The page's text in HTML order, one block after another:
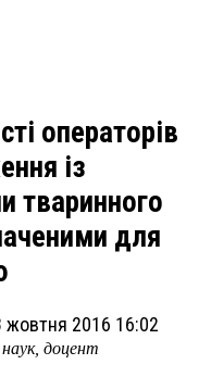
операторів
із
тваринного
для
жовтня 2016 16:02
доцент